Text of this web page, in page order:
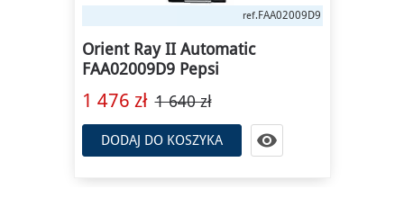
ref. FAA02009D9
Orient Ray II Automatic
FAA02009D9 Pepsi
1 476 zł 1 640 zł
DODAJ DO KOSZYKA 